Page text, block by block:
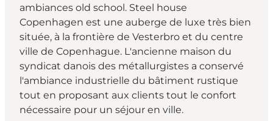
ambiances old school. Steel house
Copenhagen est une auberge de luxe très bien
située, à la frontière de Vesterbro et du centre
ville de Copenhague. L'ancienne maison du
syndicat danois des métallurgistes a conservé
l'ambiance industrielle du bâtiment rustique
tout en proposant aux clients tout le confort
nécessaire pour un séjour en ville.